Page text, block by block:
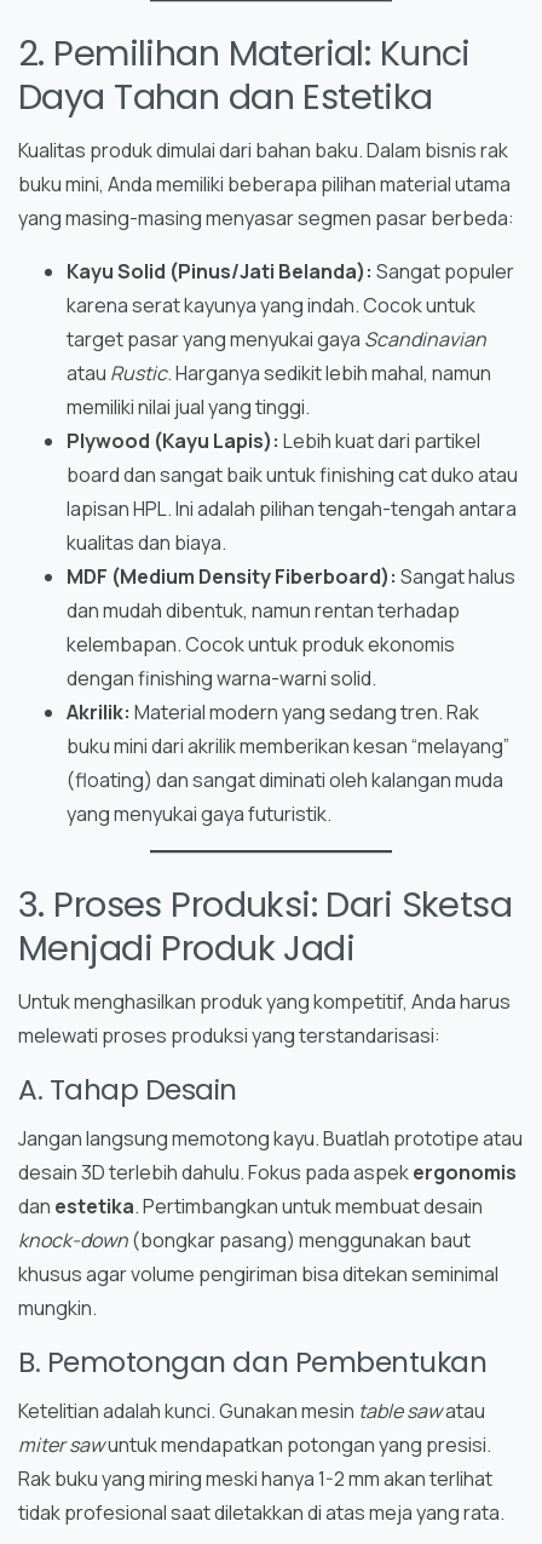
2. Pemilihan Material: Kunci
Daya Tahan dan Estetika
Kualitas produk dimulai dari bahan baku. Dalam bisnis rak
buku mini, Anda memiliki beberapa pilihan material utama
yang masing-masing menyasar segmen pasar berbeda:
Kayu Solid (Pinus/Jati Belanda): Sangat populer
karena serat kayunya yang indah. Cocok untuk
target pasar yang menyukai gaya Scandinavian
atau Rustic. Harganya sedikit lebih mahal, namun
memiliki nilai jual yang tinggi.
Plywood (Kayu Lapis): Lebih kuat dari partikel
board dan sangat baik untuk finishing cat duko atau
lapisan HPL. Ini adalah pilihan tengah-tengah antara
kualitas dan biaya.
MDF (Medium Density Fiberboard): Sangat halus
dan mudah dibentuk, namun rentan terhadap
kelembapan. Cocok untuk produk ekonomis
dengan finishing warna-warni solid.
Akrilik: Material modern yang sedang tren. Rak
buku mini dari akrilik memberikan kesan “melayang”
(floating) dan sangat diminati oleh kalangan muda
yang menyukai gaya futuristik.
3. Proses Produksi: Dari Sketsa
Menjadi Produk Jadi
Untuk menghasilkan produk yang kompetitif, Anda harus
melewati proses produksi yang terstandarisasi:
A. Tahap Desain
Jangan langsung memotong kayu. Buatlah prototipe atau
desain 3D terlebih dahulu. Fokus pada aspekergonomis
dan estetika. Pertimbangkan untuk membuat desain
knock-down(bongkar pasang) menggunakan baut
khusus agar volume pengiriman bisa ditekan seminimal
mungkin.
B. Pemotongan dan Pembentukan
Ketelitian adalah kunci. Gunakan mesin table sawatau
miter sawuntuk mendapatkan potongan yang presisi.
Rak buku yang miring meski hanya 1-2 mm akan terlihat
tidak profesional saat diletakkan di atas meja yang rata.